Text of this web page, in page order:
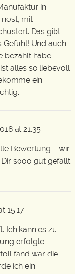
in
mit
Das gibt
Gefühl! Und auch
bezahlt habe –
alles so liebevoll
ein
at 21:35
Bewertung – wir
sooo gut gefällt
15:17
Ich kann es zu
erfolgte
fand war die
ich ein